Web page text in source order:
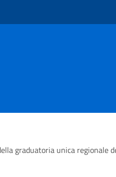
graduatoria unica regionale